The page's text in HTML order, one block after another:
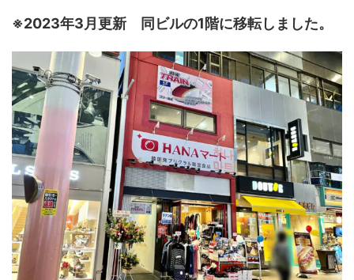
※2023年3月更新 同ビルの1階に移転しました。